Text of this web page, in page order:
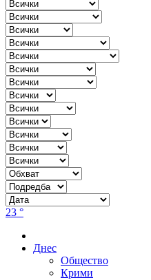
23 °
Днес
Общество
Крими